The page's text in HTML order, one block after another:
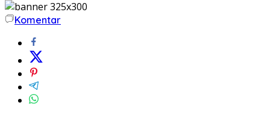
Komentar